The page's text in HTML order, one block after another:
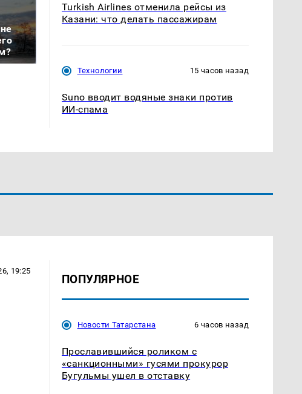
СМИ: В Химках на
Turkish Airlines отменила рейсы из
Казани: что делать пассажирам
Технологии 15 часов назад
Suno вводит водяные знаки против
ИИ-спама
19:25
ПОПУЛЯРНОЕ
Новости Татарстана 6 часов назад
Прославившийся роликом с
«санкционными» гусями прокурор
Бугульмы ушел в отставку